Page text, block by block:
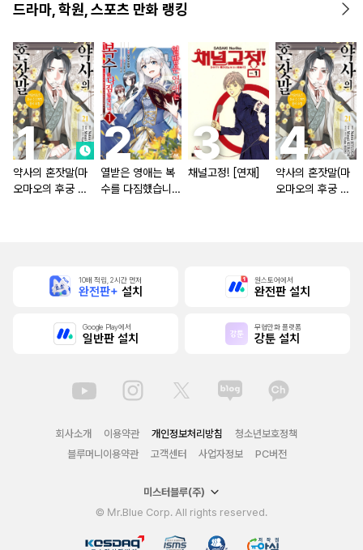
드라마, 학원, 스포츠 만화 랭킹
약사의 혼잣말(마
오마오의 후궁 수
열받은 영애는 복
수를 다짐했습니다
채널고정! [연재]
약사의 혼잣말(마
오마오의 후궁 수
10배 적립, 2시간 먼저
완전판+ 설치
원스토어에서
완전판 설치
Google Play에서
일반판 설치
무협만화 플랫폼
강툰 설치
회사소개 이용약관 개인정보처리방침
청소년보호정책
블루머니이용약관
고객센터 사업자정보 PC버전
미스터블루(주)
© Mr.Blue Corp. All rights reserved.